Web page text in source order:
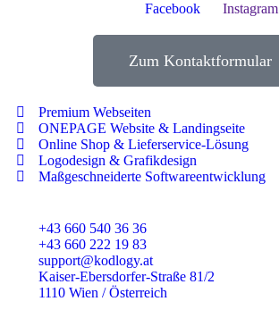
Facebook Instagram
Zum Kontaktformular
Premium Webseiten
ONEPAGE Website & Landingseite
Online Shop & Lieferservice-Lösung
Logodesign & Grafikdesign
Maßgeschneiderte Softwareentwicklung
+43 660 540 36 36
+43 660 222 19 83
support@kodlogy.at
Kaiser-Ebersdorfer-Straße 81/2
1110 Wien / Österreich